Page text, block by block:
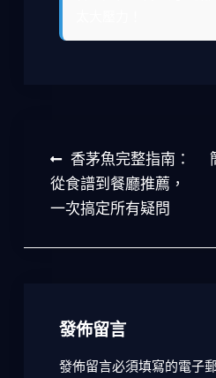
文
章
導
覽
香茅魚完整指南：
從食譜到餐廳推薦，
一次搞定所有疑問
發佈留言
發佈留言必須填寫的電子